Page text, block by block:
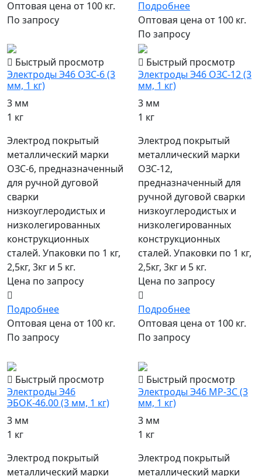
Оптовая цена от 100 кг.
По запросу
Подробнее
Оптовая цена от 100 кг.
По запросу
Быстрый просмотр
Электроды Э46 ОЗС-6 (3
мм, 1 кг)
3 мм
1 кг
Электрод покрытый
металлический марки
ОЗС-6, предназначенный
для ручной дуговой
сварки
низкоуглеродистых и
низколегированных
конструкционных
сталей. Упаковки по 1 кг,
2,5кг, 3кг и 5 кг.
Цена по запросу
Подробнее
Оптовая цена от 100 кг.
По запросу
Быстрый просмотр
Электроды Э46 ОЗС-12 (3
мм, 1 кг)
3 мм
1 кг
Электрод покрытый
металлический марки
ОЗС-12,
предназначенный для
ручной дуговой сварки
низкоуглеродистых и
низколегированных
конструкционных
сталей. Упаковки по 1 кг,
2,5кг, 3кг и 5 кг.
Цена по запросу
Подробнее
Оптовая цена от 100 кг.
По запросу
Быстрый просмотр
Электроды Э46
ЭБОК-46.00 (3 мм, 1 кг)
3 мм
1 кг
Электрод покрытый
металлический марки
Быстрый просмотр
Электроды Э46 МР-3С (3
мм, 1 кг)
3 мм
1 кг
Электрод покрытый
металлический марки